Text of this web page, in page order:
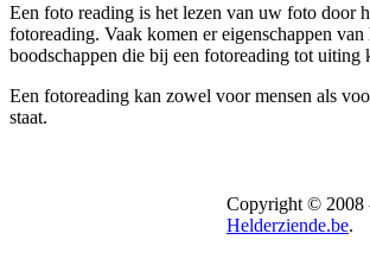
Een foto reading is het lezen van uw foto door
fotoreading. Vaak komen er eigenschappen
boodschappen die bij een fotoreading tot uiting
Een fotoreading kan zowel voor mensen als
staat.
Copyright © 2008
Helderziende.be.